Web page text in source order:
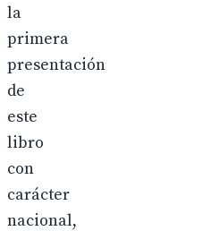
la
primera
presentación
de
este
libro
con
carácter
nacional,